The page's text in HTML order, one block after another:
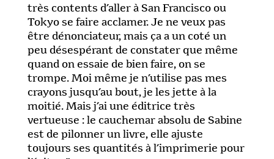
très contents d’aller à San Francisco ou
Tokyo se faire acclamer. Je ne veux pas
être dénonciateur, mais ça a un coté un
peu désespérant de constater que même
quand on essaie de bien faire, on se
trompe. Moi même je n’utilise pas mes
crayons jusqu’au bout, je les jette à la
moitié. Mais j’ai une éditrice très
vertueuse : le cauchemar absolu de Sabine
est de pilonner un livre, elle ajuste
toujours ses quantités à l’imprimerie pour